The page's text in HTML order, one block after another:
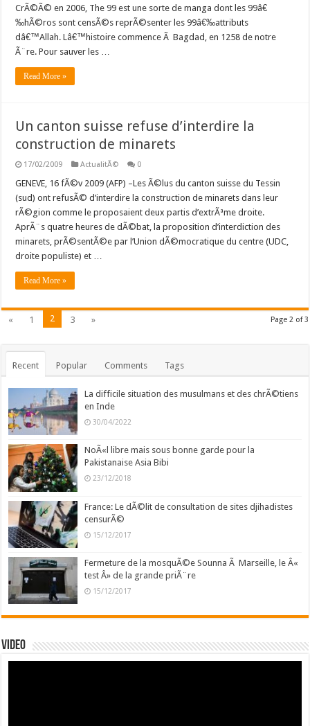
CrÃ©Ã© en 2006, The 99 est une sorte de manga dont les 99â€
‰hÃ©ros sont censÃ©s reprÃ©senter les 99â€‰attributs
dâ€™Allah. Lâ€™histoire commence Ã Bagdad, en 1258 de notre
Ã¨re. Pour sauver les …
Read More »
Un canton suisse refuse d’interdire la
construction de minarets
17/02/2009 ActualitÃ© 0
GENEVE, 16 fÃ©v 2009 (AFP) –Les Ã©lus du canton suisse du Tessin
(sud) ont refusÃ© d’interdire la construction de minarets dans leur
rÃ©gion comme le proposaient deux partis d’extrÃªme droite.
AprÃ¨s quatre heures de dÃ©bat, la proposition d’interdiction des
minarets, prÃ©sentÃ©e par l’Union dÃ©mocratique du centre (UDC,
droite populiste) et …
Read More »
Page 2 of 3
« 1 2 3 »
Recent Popular Comments Tags
La difficile situation des musulmans et des chrÃ©tiens
en Inde
30/04/2022
NoÃ«l libre mais sous bonne garde pour la
Pakistanaise Asia Bibi
23/12/2018
France: Le dÃ©lit de consultation de sites djihadistes
censurÃ©
15/12/2017
Fermeture de la mosquÃ©e Sounna Ã Marseille, le Â«
test Â» de la grande priÃ¨re
15/12/2017
Video